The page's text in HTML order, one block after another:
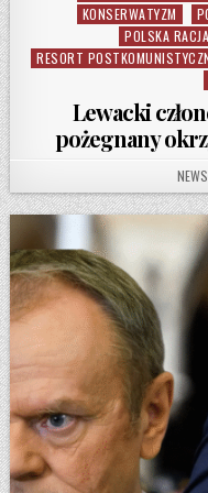
KONSERWATYZM
POLSKA
RESORT
Lewacki
pożegnany